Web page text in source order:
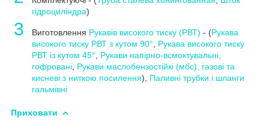
гідроциліндра)
3 Виготовлення Рукавів високого тиску (РВТ) - (Рукава
високого тиску РВТ з кутом 90°
Рукава високого тиску
РВТ із кутом 45°
Рукави напірно-всмоктувальні,
гофровані Рукави маслобензостійкі (мбс), газові та
кисневі з ниткою посилення), Паливні трубки і шланги
гальмівні
Приховати